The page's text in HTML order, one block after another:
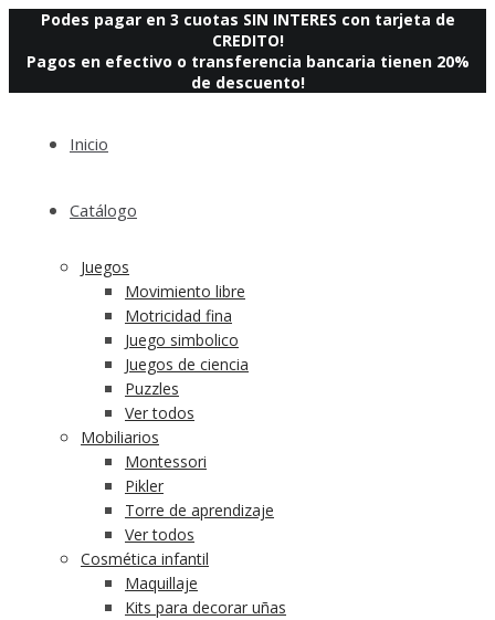
Podes pagar en 3 cuotas SIN INTERES con tarjeta de
CREDITO!
Pagos en efectivo o transferencia bancaria tienen 20%
de descuento!
Inicio
Catálogo
Juegos
Movimiento libre
Motricidad fina
Juego simbolico
Juegos de ciencia
Puzzles
Ver todos
Mobiliarios
Montessori
Pikler
Torre de aprendizaje
Ver todos
Cosmética infantil
Maquillaje
Kits para decorar uñas